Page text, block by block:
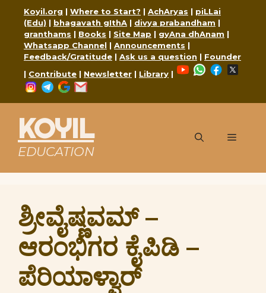
content
Koyil.org | Where to Start? | AchAryas | piLLai
(Edu) | bhagavath gIthA | divya prabandham |
granthams | Books | Site Map | gyAna dhAnam |
Whatsapp Channel | Announcements |
Feedback/Gratitude | Ask us a question | Founder
| Contribute | Newsletter | Library |
YouTubeWhatsApp
Facebook
Instagram
Telegram
Google
KOYIL
EDUCATION
Menu
ಶ್ರೀವೈಷ್ಣವಮ್ –
ಆರಂಭಿಗರ ಕೈಪಿಡಿ –
ಪೆರಿಯಾಳ್ವಾರ್